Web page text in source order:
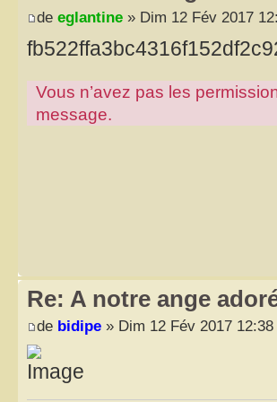
de eglantine » Dim 12 Fév 2017
Vous n’avez pas les
message.
Re: A notre ange
de bidipe » Dim 12 Fév 2017 12:38